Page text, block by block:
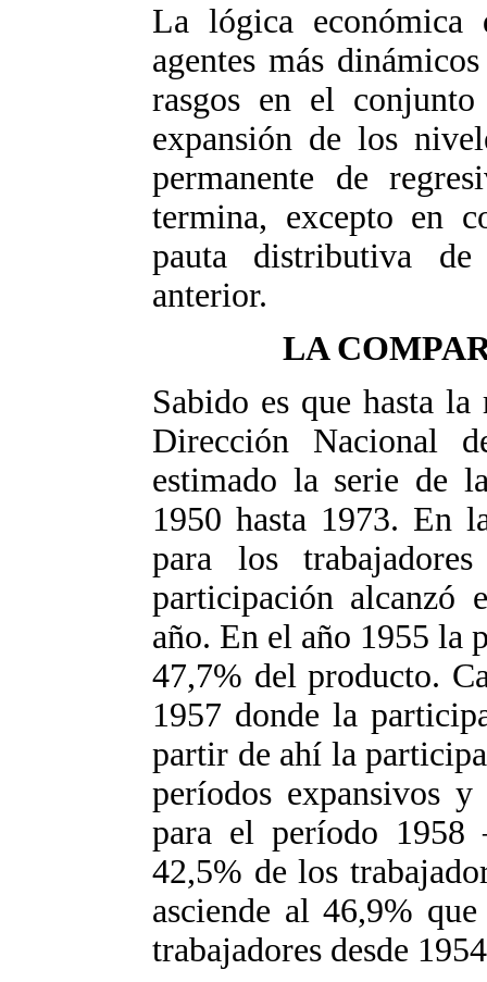
La lógica económica
agentes más
rasgos en el
expansión de los
permanente de
termina, excepto en
pauta distributiva
anterior.
LA
Sabido es que hasta
Dirección Nacional
estimado la serie de
1950 hasta 1973. En
para los
participación alcanzó
año. En el año 1955 la
47,7% del producto.
1957 donde la
partir de ahí la
períodos expansivos
para el período 1958
42,5% de los
asciende al 46,9%
trabajadores desde